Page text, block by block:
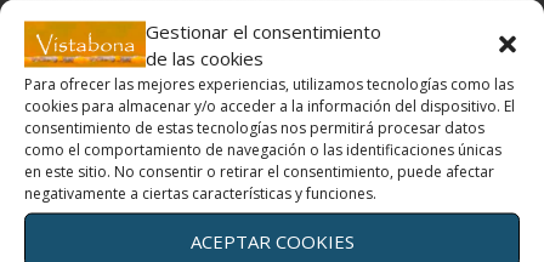
Gestionar el consentimiento
de las cookies
Para ofrecer las mejores experiencias, utilizamos tecnologías como las
cookies para almacenar y/o acceder a la información del dispositivo. El
consentimiento de estas tecnologías nos permitirá procesar datos
como el comportamiento de navegación o las identificaciones únicas
en este sitio. No consentir o retirar el consentimiento, puede afectar
negativamente a ciertas características y funciones.
ACEPTAR COOKIES
Un día con mis ojos
El Yoga de los ojos
Periferia
¿Cómo curan los colores?